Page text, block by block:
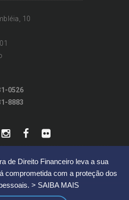
de Direito Financeiro leva a sua
comprometida com a proteção dos
> SAIBA MAIS
10
0526
8883